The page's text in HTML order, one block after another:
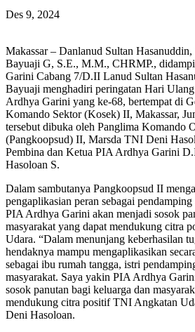
Des 9, 2024
Makassar – Danlanud Sultan
Bayuaji G, S.E., M.M., CHRMP.,
Garini Cabang 7/D.II Lanud Sultan
Bayuaji menghadiri peringatan Hari
Ardhya Garini yang ke-68, bertempat di
Komando Sektor (Kosek) II, Makassar,
tersebut dibuka oleh Panglima Komando
(Pangkoopsud) II, Marsda TNI Deni
Pembina dan Ketua PIA Ardhya Garini
Hasoloan S.
Dalam sambutanya Pangkoopsud II
pengaplikasian peran sebagai
PIA Ardhya Garini akan menjadi sosok
masyarakat yang dapat mendukung citra
Udara. “Dalam menunjang keberhasilan
hendaknya mampu mengaplikasikan
sebagai ibu rumah tangga, istri
masyarakat. Saya yakin PIA Ardhya
sosok panutan bagi keluarga dan
mendukung citra positif TNI Angkatan
Deni Hasoloan.